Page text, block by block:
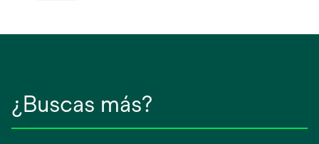
¿Buscas más?